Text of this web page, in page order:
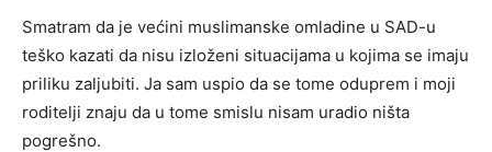
Smatram da je većini muslimanske omladine u SAD-u
teško kazati da nisu izloženi situacijama u kojima se imaju
priliku zaljubiti. Ja sam uspio da se tome oduprem i moji
roditelji znaju da u tome smislu nisam uradio ništa
pogrešno.